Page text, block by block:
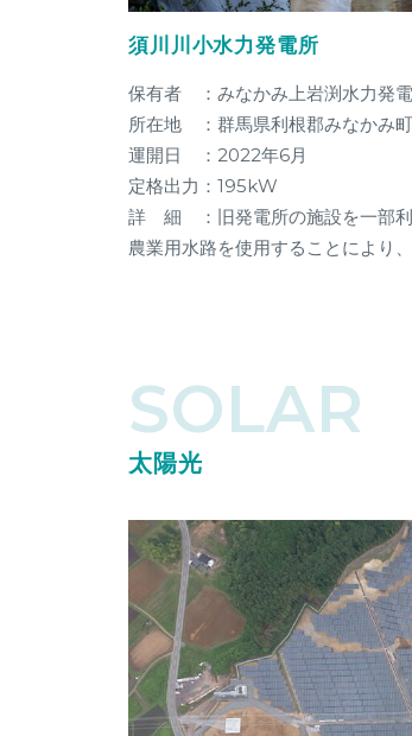
須川川小水力発電所
保有者 ：みなかみ上岩渕水力発
所在地 ：群馬県利根郡みなかみ町
運開日 ：2022年6月
定格出力：195kW
詳 細 ：旧発電所の施設を一部利
農業用水路を使用することにより
SOLAR
太陽光